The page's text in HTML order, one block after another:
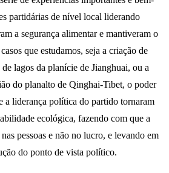
partidárias de nível local liderando
a segurança alimentar e mantiveram o
que estudamos, seja a criação de
de lagos da planície de Jianghuai, ou a
do planalto de Qinghai-Tibet, o poder
a liderança política do partido tornaram
ecológica, fazendo com que a
pessoas e não no lucro, e levando em
do ponto de vista político.